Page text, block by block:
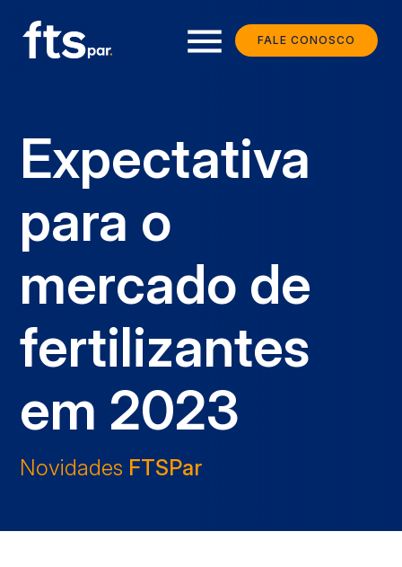
FALE CONOSCO
menu
Expectativa
para o
mercado de
fertilizantes
em 2023
Novidades FTSPar